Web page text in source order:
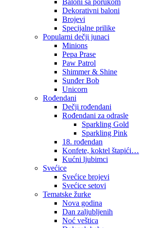
Dekorativni baloni
Brojevi
Specijalne prilike
Popularni dečji junaci
Minions
Pepa Prase
Paw Patrol
Shimmer & Shine
Sunđer Bob
Unicorn
Rođendani
Dečji rođendani
Rođendani za odrasle
Sparkling Gold
Sparkling Pink
18. rođendan
Konfete, koktel štapići…
Kućni ljubimci
Svećice
Svećice brojevi
Svećice setovi
Tematske žurke
Nova godina
Dan zaljubljenih
Noć veštica